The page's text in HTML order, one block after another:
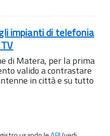
impianti di telefonia
di Matera, per la prima
valido a contrastare
in città e su tutto